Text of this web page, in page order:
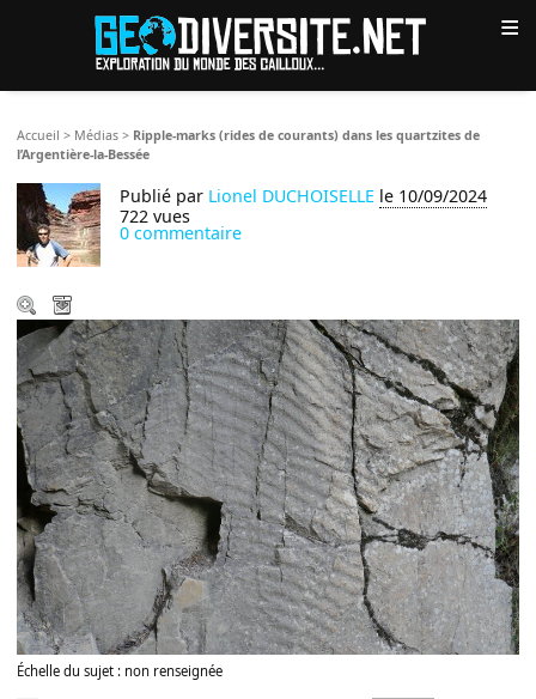
≡
Accueil > Médias > Ripple-marks (rides de courants) dans les quartzites de
l’Argentière-la-Bessée
Publié par Lionel DUCHOISELLE le 10/09/2024
722 vues
0 commentaire
Échelle du sujet : non renseignée